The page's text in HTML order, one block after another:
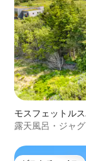
モスフェットル
露天風呂・ジャ